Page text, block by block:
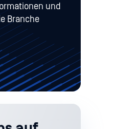
und
Branche